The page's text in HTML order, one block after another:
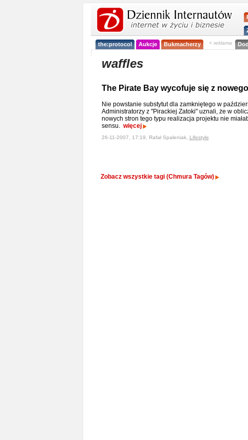
the:protocol Aukcje Bukmacherzy < reklama
waffles
The Pirate Bay wycofuje się z
Nie powstanie substytut dla zamkniętego w
Administratorzy z "Pirackiej Zatoki" uznali, że w
nowych stron tego typu realizacja projektu nie
sensu. więcej
26-11-2007, 17:19, Rafał Spaleniak, Lifestyle
Zobacz wszystkie tagi (Chmura Tagów)